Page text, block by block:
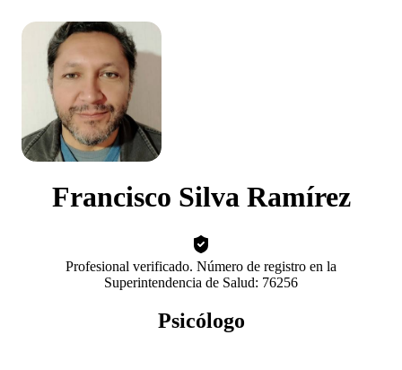
Francisco Silva Ramírez
Profesional verificado. Número de registro en la
Superintendencia de Salud: 76256
Psicólogo